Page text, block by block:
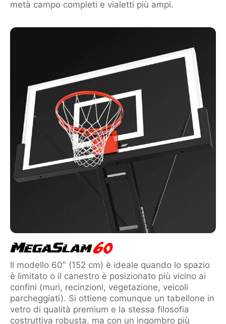
metà campo completi e vialetti più ampi.
Il modello 60″ (152 cm) è ideale quando lo spazio
è limitato o il canestro è posizionato più vicino ai
confini (muri, recinzioni, vegetazione, veicoli
parcheggiati). Si ottiene comunque un tabellone in
vetro di qualità premium e la stessa filosofia
costruttiva robusta, ma con un ingombro più